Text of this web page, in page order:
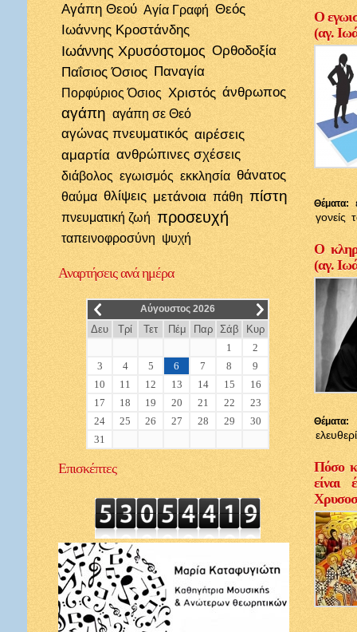
Αγάπη Θεού Αγία Γραφή Θεός
Ιωάννης Κροστάνδης
Ιωάννης Χρυσόστομος Ορθοδοξία
Παΐσιος Όσιος Παναγία
Πορφύριος Όσιος Χριστός άνθρωπος
αγάπη αγάπη σε Θεό
αγώνας πνευματικός αιρέσεις
αμαρτία ανθρώπινες σχέσεις
διάβολος εγωισμός εκκλησία θάνατος
θαύμα θλίψεις μετάνοια πάθη πίστη
πνευματική ζωή προσευχή
ταπεινοφροσύνη ψυχή
Αναρτήσειςανά ημέρα
__ Αύγουστος 2026 __
Δευ Τρί Τετ Πέμ Παρ Σάβ
Κυρ
1
2
3
4 5 6 7 8
9
10
11 12 13 14 15
16
17
18 19 20 21 22
23
24
25 26 27 28 29
30
31
Επισκέπτες
Ο
(αγ.
Θέματα:
γονείς
Ο
(αγ.
Θέματα:
Πόσο
είναι